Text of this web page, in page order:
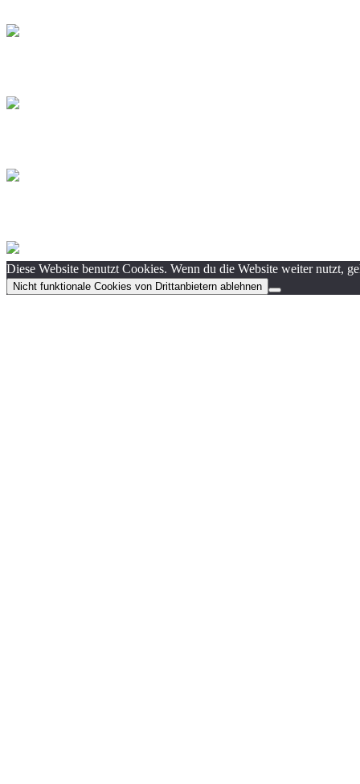
Diese Website benutzt Cookies. Wenn du die Website weiter nutzt,
Nicht funktionale Cookies von Drittanbietern ablehnen